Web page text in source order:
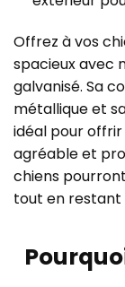
Offrez à vos
spacieux avec
galvanisé. Sa
métallique et
idéal pour
agréable et
chiens
tout en restant